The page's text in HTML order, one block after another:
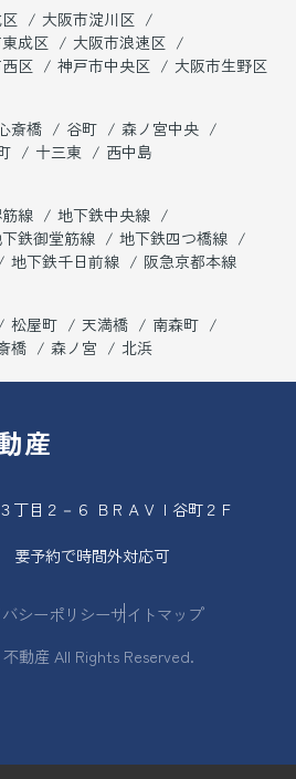
大阪市淀川区
成区
大阪市浪速区
区 神戸市中央区
大阪市生野区
斎橋 谷町
森ノ宮中央
十三東
西中島
線
地下鉄中央線
鉄御堂筋線
地下鉄四つ橋線
地下鉄千日前線
阪急京都本線
松屋町 天満橋
南森町
橋 森ノ宮 北浜
産
丁目２－６ ＢＲＡＶＩ谷町２Ｆ
要予約で時間外対応可
シーポリシーサイトマップ
動産 All Rights Reserved.